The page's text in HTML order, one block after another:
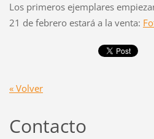
Los primeros ejemplares
21 de febrero estará a la venta:
« Volver
Contacto